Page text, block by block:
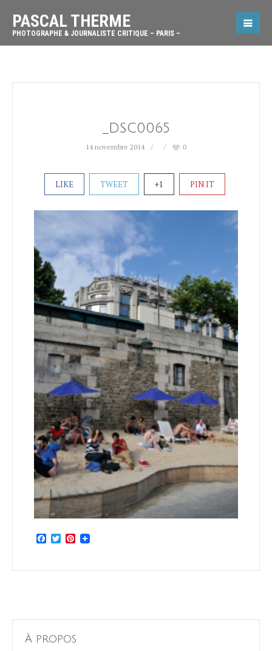
PASCAL THERME
PHOTOGRAPHE & JOURNALISTE CRITIQUE – PARIS –
_DSC0065
14 novembre 2014 0
LIKE TWEET +1 PIN IT
Facebook
TwitterPinterest
À propos